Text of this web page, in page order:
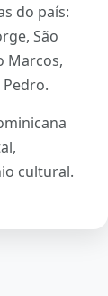
do país:
São
Marcos,
Pedro.
cultural.